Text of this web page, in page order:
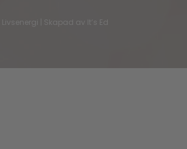
Livsenergi | Skapad av It’s Ed